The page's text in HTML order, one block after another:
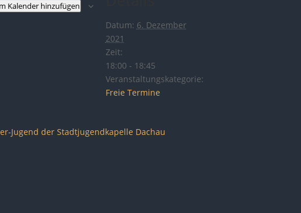
Kalender hinzufügen
Datum: 6. Dezember
2021
Zeit:
18:00 - 18:45
Veranstaltungskategorie:
Freie Termine
Jugend der Stadtjugendkapelle Dachau